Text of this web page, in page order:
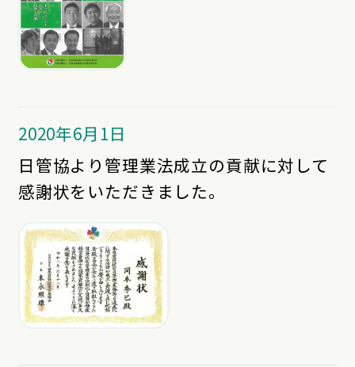
2020年6月1日
日管協より管理業法成立の貢献に対して
感謝状をいただきました。